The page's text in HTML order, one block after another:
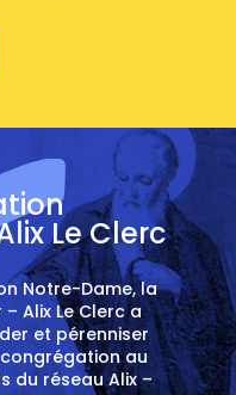
Le Clerc
Notre-Dame, la
Alix Le Clerc a
et pérenniser
au
du réseau Alix –